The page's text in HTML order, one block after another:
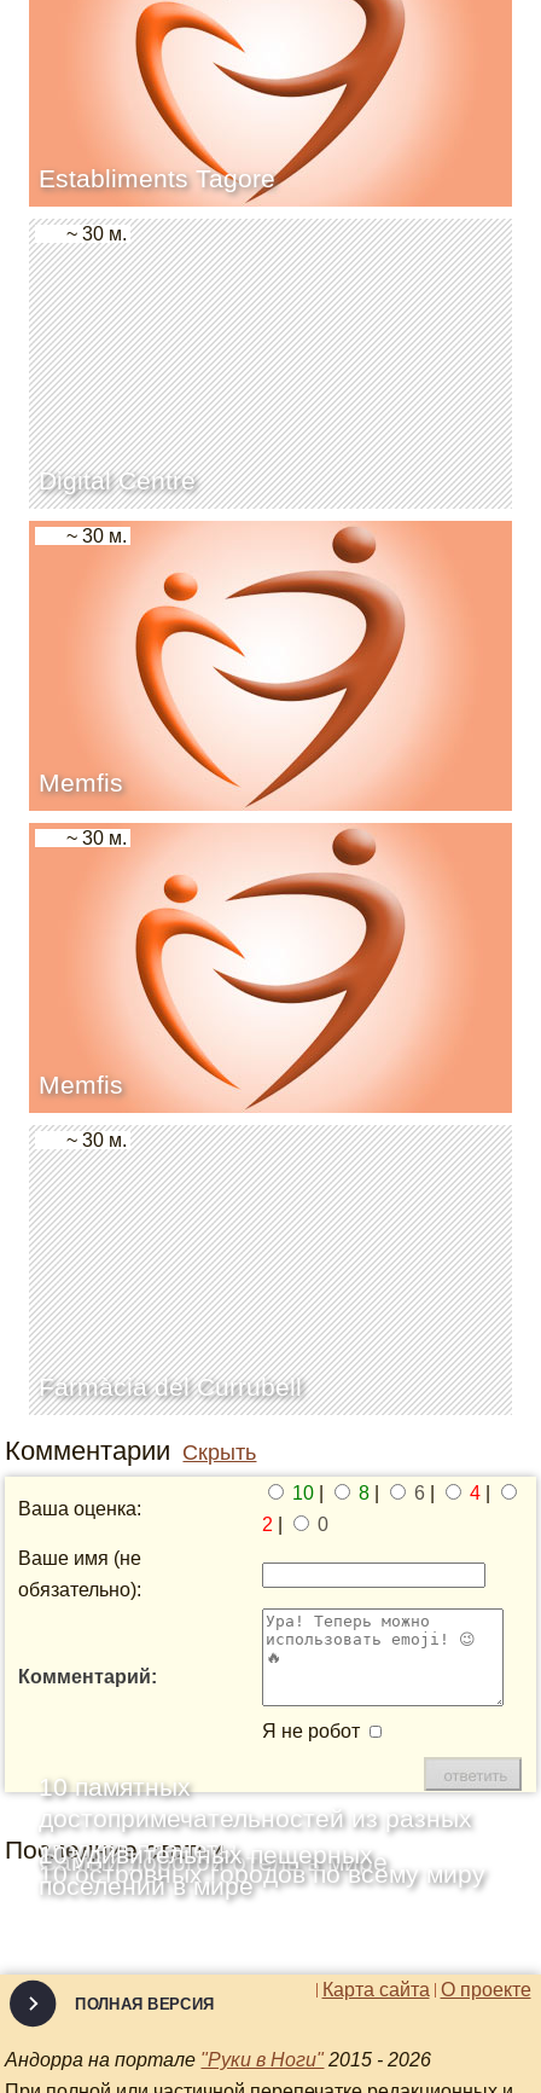
Establiments Tagore
Digital Centre
~ 30 м.
Memfis
~ 30 м.
Memfis
~ 30 м.
Farmàcia del Currubell
~ 30 м.
Комментарии Скрыть
Ваша оценка:
10 8 6 4
2
0
Ваше имя (не
обязательно):
Комментарий:
Я не робот
Последние статьи
10 памятных
достопримечательностей из разных
уголков планеты
Самый дорогой отель в мире
10 островных городов по всему миру
10 удивительных пещерных
поселений в мире
О проекте
Карта сайта
ПОЛНАЯ ВЕРСИЯ
Андорра на портале "Руки в Ноги" 2015 - 2026